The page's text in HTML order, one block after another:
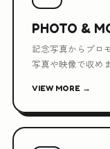
PHOTO &
記念写真からプロ
写真や映像で収め
VIEW MORE →